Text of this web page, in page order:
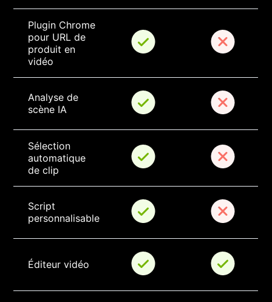
Plugin Chrome
pour URL de
produit en
vidéo
Analyse de
scène IA
Sélection
automatique
de clip
Script
personnalisable
Éditeur vidéo